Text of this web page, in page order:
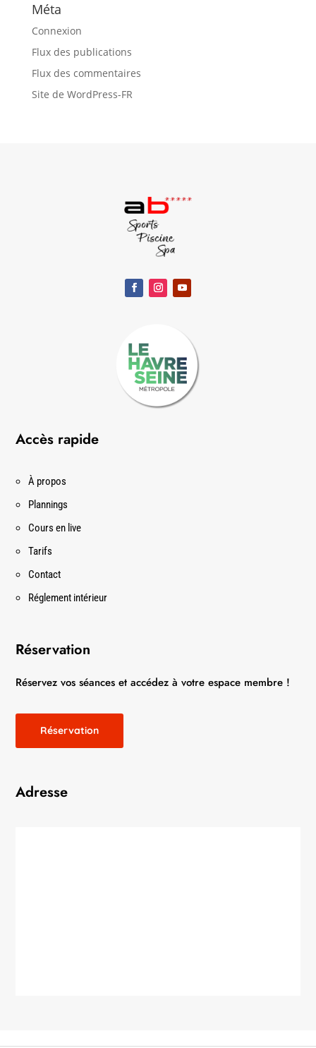
Méta
Connexion
Flux des publications
Flux des commentaires
Site de WordPress-FR
Accès rapide
À propos
Plannings
Cours en live
Tarifs
Contact
Réglement intérieur
Réservation
Réservez vos séances et accédez à votre espace membre !
Réservation
Adresse